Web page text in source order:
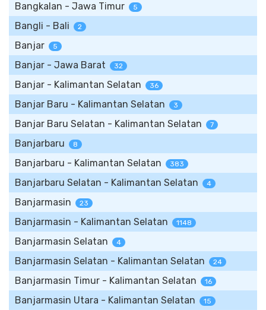
Bangkalan - Jawa Timur 5
Bangli - Bali 2
Banjar 5
Banjar - Jawa Barat 32
Banjar - Kalimantan Selatan 36
Banjar Baru - Kalimantan Selatan 3
Banjar Baru Selatan - Kalimantan Selatan 7
Banjarbaru 8
Banjarbaru - Kalimantan Selatan 383
Banjarbaru Selatan - Kalimantan Selatan 4
Banjarmasin 23
Banjarmasin - Kalimantan Selatan 1148
Banjarmasin Selatan 4
Banjarmasin Selatan - Kalimantan Selatan 24
Banjarmasin Timur - Kalimantan Selatan 16
Banjarmasin Utara - Kalimantan Selatan 15